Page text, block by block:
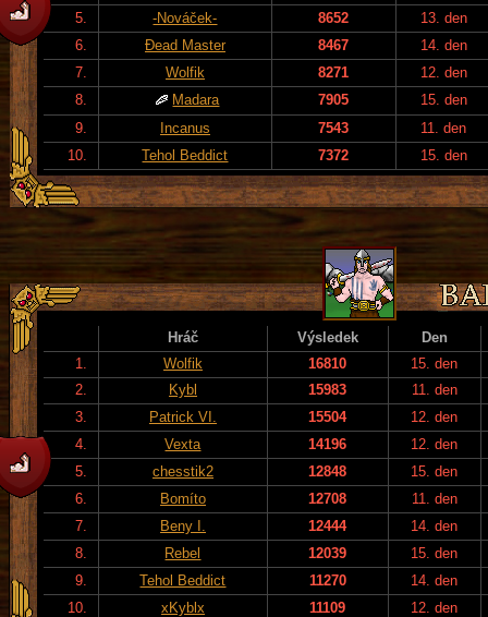
5.
-Nováček- 8652
13. den
6.
Đead Master 8467
14. den
7.
Wolfik 8271
12. den
8.
Madara 7905
15. den
9.
Incanus 7543
11. den
10.
Tehol Beddict 7372 15. den
Hráč Výsledek
Den
1.
Wolfik 16810
15. den
2.
Kybl 15983
11. den
3.
Patrick VI. 15504
12. den
4.
Vexta 14196
12. den
5.
chesstik2 12848
15. den
6.
Bomíto 12708
11. den
7.
Beny I. 12444
14. den
8.
Rebel 12039
15. den
9.
Tehol Beddict 11270
14. den
10.
xKyblx 11109 12. den